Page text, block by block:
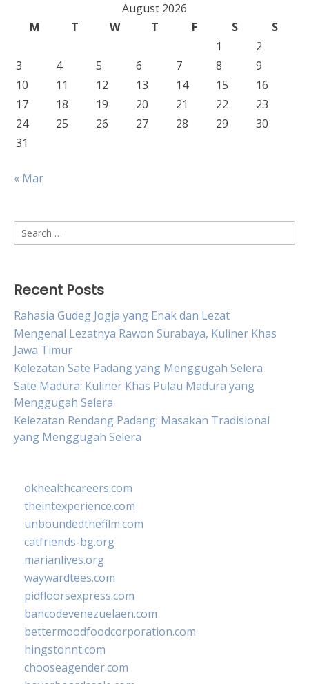
August 2026
M
T W T F S
S
1
2
3
4 5 6 7 8
9
10
11 12 13 14 15
16
17
18 19 20 21 22
23
24
25 26 27 28 29
30
31
« Mar
Search
for:
Recent Posts
Rahasia Gudeg Jogja yang Enak dan Lezat
Mengenal Lezatnya Rawon Surabaya, Kuliner Khas
Jawa Timur
Kelezatan Sate Padang yang Menggugah Selera
Sate Madura: Kuliner Khas Pulau Madura yang
Menggugah Selera
Kelezatan Rendang Padang: Masakan Tradisional
yang Menggugah Selera
okhealthcareers.com
theintexperience.com
unboundedthefilm.com
catfriends-bg.org
marianlives.org
waywardtees.com
pidfloorsexpress.com
bancodevenezuelaen.com
bettermoodfoodcorporation.com
hingstonnt.com
chooseagender.com